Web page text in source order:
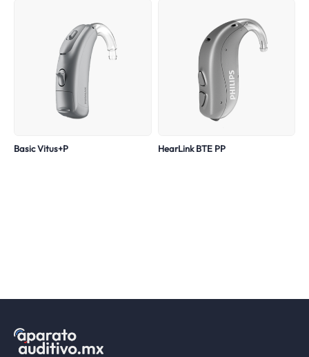
Basic Vitus+P HearLink BTE PP